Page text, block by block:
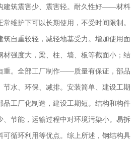
建筑震害少、震害轻。耐久性好——材料
维护下可以长期使用，不受时间限制。
自重较轻，减轻地基受力。增加使用面
强度大，梁、柱、墙、板等截面小；结
重。全部工厂制作——质量有保证，部品
节水、环保、减排。安装简单、建设工期
工厂化制造，建设工期短。结构和构件
节能，运输过程中对环境污染小。易拆
可循环利用等优点。综上所述，钢结构具